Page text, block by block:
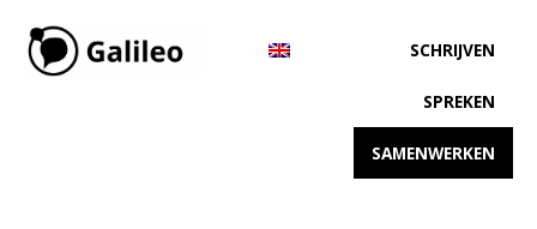
SCHRIJVEN
SPREKEN
SAMENWERKEN